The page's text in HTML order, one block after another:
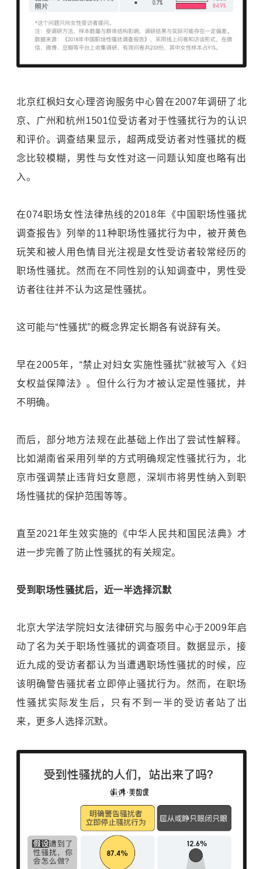
北京红枫妇女心理咨询服务中心曾在2007年调研了北
京、广州和杭州1501位受访者对于性骚扰行为的认识
和评价。调查结果显示，超两成受访者对性骚扰的概
念比较模糊，男性与女性对这一问题认知度也略有出
入。
在074职场女性法律热线的2018年《中国职场性骚扰
调查报告》列举的11种职场性骚扰行为中，被开黄色
玩笑和被人用色情目光注视是女性受访者较常经历的
职场性骚扰。然而在不同性别的认知调查中，男性受
访者往往并不认为这是性骚扰。
这可能与“性骚扰”的概念界定长期各有说辞有关。
早在2005年，“禁止对妇女实施性骚扰”就被写入《妇
女权益保障法》。但什么行为才被认定是性骚扰，并
不明确。
而后，部分地方法规在此基础上作出了尝试性解释。
比如湖南省采用列举的方式明确规定性骚扰行为，北
京市强调禁止违背妇女意愿，深圳市将男性纳入到职
场性骚扰的保护范围等等。
直至2021年生效实施的《中华人民共和国民法典》才
进一步完善了防止性骚扰的有关规定。
受到职场性骚扰后，近一半选择沉默
北京大学法学院妇女法律研究与服务中心于2009年启
动了名为关于职场性骚扰的调查项目。数据显示，接
近九成的受访者都认为当遭遇职场性骚扰的时候，应
该明确警告骚扰者立即停止骚扰行为。然而，在职场
性骚扰实际发生后，只有不到一半的受访者站了出
来，更多人选择沉默。